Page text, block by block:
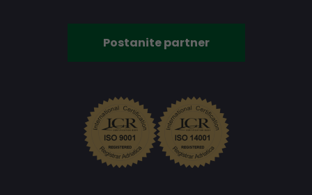
Postanite partner